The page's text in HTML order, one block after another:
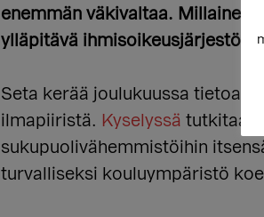
enemmän väkivaltaa. Millainen
ylläpitävä ihmisoikeusjärjestö
Seta kerää joulukuussa tietoa
ilmapiiristä. Kyselyssä tutkitaan
sukupuolivähemmistöihin
turvalliseksi kouluympäristö